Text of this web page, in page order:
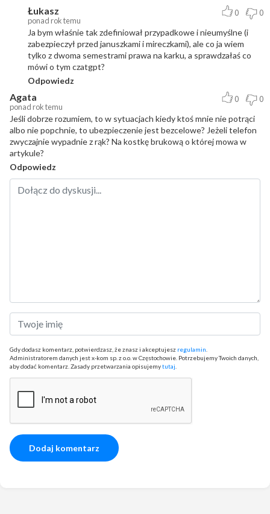
Łukasz
ponad rok temu
0 0
Ja bym właśnie tak zdefiniował przypadkowe i nieumyślne (i
zabezpieczył przed januszkami i mireczkami), ale co ja wiem
tylko z dwoma semestrami prawa na karku, a sprawdzałaś co
mówi o tym czatgpt?
Odpowiedz
Agata
ponad rok temu
0 0
Jeśli dobrze rozumiem, to w sytuacjach kiedy ktoś mnie nie potrąci
albo nie popchnie, to ubezpieczenie jest bezcelowe? Jeżeli telefon
zwyczajnie wypadnie z rąk? Na kostkę brukową o której mowa w
artykule?
Odpowiedz
Gdy dodasz komentarz, potwierdzasz, że znasz i akceptujesz regulamin
Administratorem danych jest x-kom sp. z o.o. w Częstochowie. Potrzebujemy Twoich danych,
aby dodać komentarz. Zasady przetwarzania opisujemytutaj